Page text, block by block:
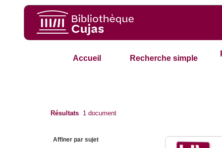
Accueil Recherche simple
Résultats 1 document
Affiner par sujet